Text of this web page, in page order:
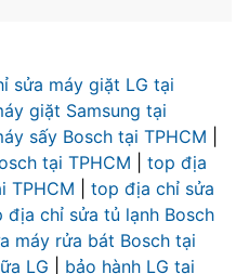
sửa máy giặt LG tại
giặt Samsung tại
sấy Bosch tại TPHCM
tại TPHCM
top địa
TPHCM
top địa chỉ sửa
địa chỉ sửa tủ lạnh Bosch
máy rửa bát Bosch tại
LG
bảo hành LG tại